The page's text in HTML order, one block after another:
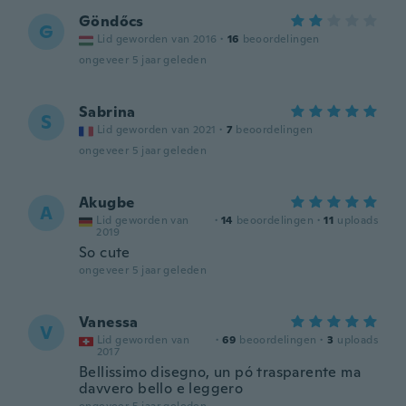
G Göndőcs
Lid geworden van 2016 · 16 beoordelingen
ongeveer 5 jaar geleden
S Sabrina
Lid geworden van 2021 · 7 beoordelingen
ongeveer 5 jaar geleden
A Akugbe
Lid geworden van
2019
· 14 beoordelingen · 11 uploads
So cute
ongeveer 5 jaar geleden
V Vanessa
Lid geworden van
2017
· 69 beoordelingen · 3 uploads
Bellissimo disegno, un pó trasparente ma
davvero bello e leggero